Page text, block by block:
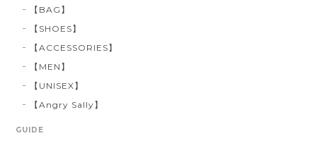
【BAG】
【SHOES】
【ACCESSORIES】
【MEN】
【UNISEX】
【Angry Sally】
GUIDE